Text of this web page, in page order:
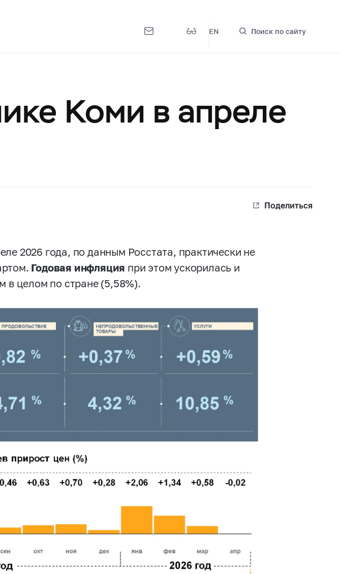
EN Поиск по сайту
Коми в апреле
Поделиться
2026 года, по данным Росстата, практически не
Годовая инфляция при этом ускорилась и
в целом по стране (5,58%).